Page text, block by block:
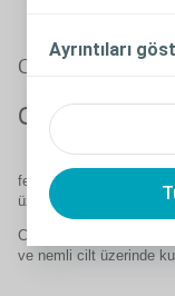
Ayrıntıları
Conveen
Conveen
feçese maruz
üzerinde koruyucu bir
Critic Bariyer emici
ve nemli cilt üzerinde